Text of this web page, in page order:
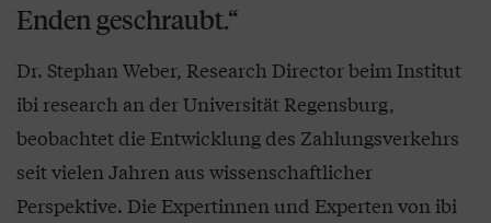
Enden geschraubt.“
Dr. Stephan Weber, Research Director beim Institut
ibi research an der Universität Regensburg,
beobachtet die Entwicklung des Zahlungsverkehrs
seit vielen Jahren aus wissenschaftlicher
Perspektive. Die Expertinnen und Experten von ibi